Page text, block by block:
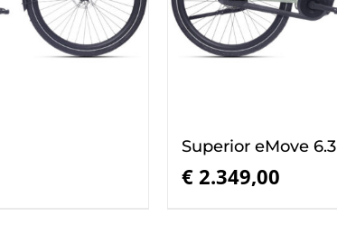
Superior eMove 6.3
€ 2.349,00